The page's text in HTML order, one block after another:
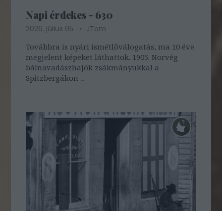
Napi érdekes - 630
2026. július 05.
JTom
Továbbra is nyári ismétlőválogatás, ma 10 éve
megjelent képeket láthattok. 1905. Norvég
bálnavadászhajók zsákmányukkal a
Spitzbergákon ...